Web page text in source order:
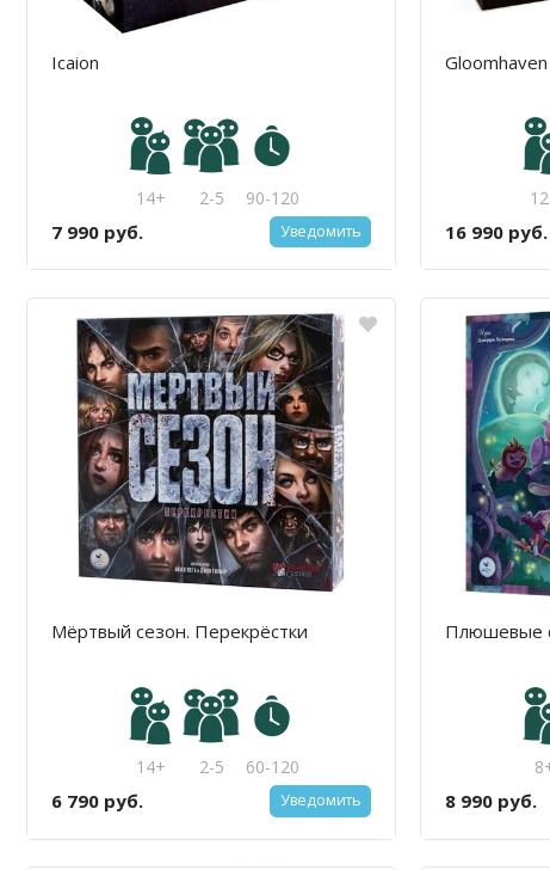
Icaion
14+ 2-5 90-120
7 990 руб. Уведомить 16 990 руб.
Мёртвый сезон. Перекрёстки
14+ 2-5 60-120
6 790 руб. Уведомить
Плюшевые
8 990 руб.